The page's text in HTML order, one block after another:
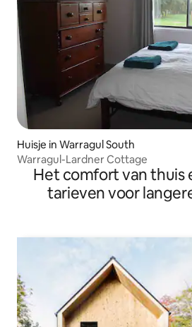
Huisje in Warragul South
Warragul-Lardner Cottage
Het comfort van thuis
tarieven voor